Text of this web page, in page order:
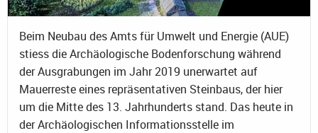
Beim Neubau des Amts für Umwelt und Energie (AUE)
stiess die Archäologische Bodenforschung während
der Ausgrabungen im Jahr 2019 unerwartet auf
Mauerreste eines repräsentativen Steinbaus, der hier
um die Mitte des 13. Jahrhunderts stand. Das heute in
der Archäologischen Informationsstelle im